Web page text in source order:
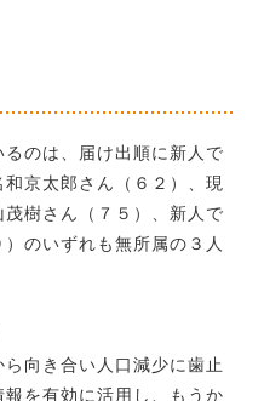
のは、届け出順に新人で
京太郎さん（６２）、現
樹さん（７５）、新人で
のいずれも無所属の３人
ら向き合い人口減少に歯止
を有効に活用し、もうか